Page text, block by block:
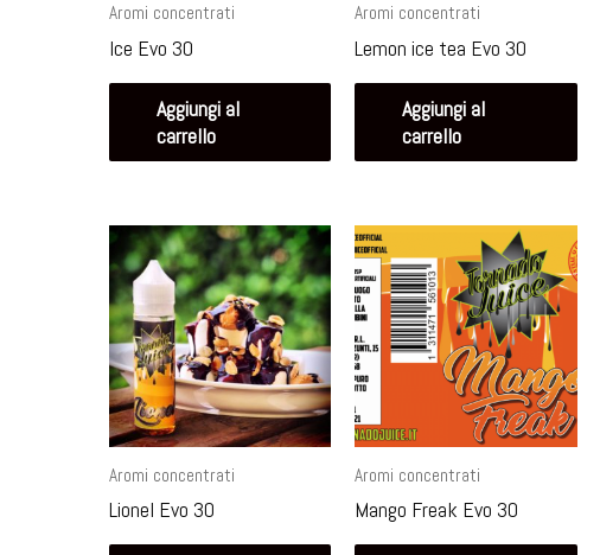
Aromi concentrati
Ice Evo 30
Aggiungi al
carrello
Aromi concentrati
Lemon ice tea Evo 30
Aggiungi al
carrello
Aromi concentrati
Lionel Evo 30
Aromi concentrati
Mango Freak Evo 30